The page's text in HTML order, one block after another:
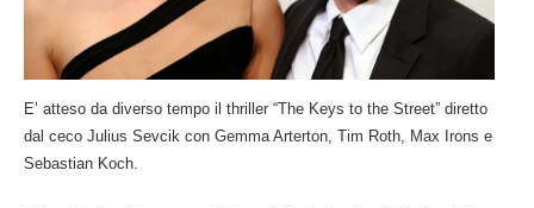
E’ atteso da diverso tempo il thriller “The Keys to the Street” diretto
dal ceco Julius Sevcik con Gemma Arterton, Tim Roth, Max Irons e
Sebastian Koch.